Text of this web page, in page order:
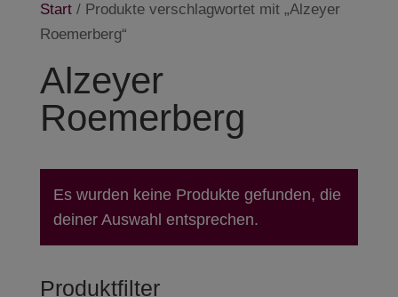
Start/ Produkte verschlagwortet mit „Alzeyer
Roemerberg“
Alzeyer
Roemerberg
Es wurden keine Produkte gefunden, die
deiner Auswahl entsprechen.
Produktfilter